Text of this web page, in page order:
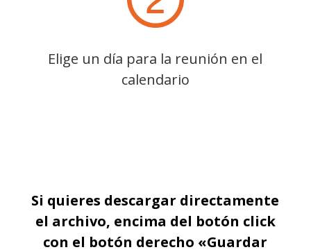
Elige un día para la reunión en el
calendario
Si quieres descargar directamente
el archivo, encima del botón click
con el botón derecho «Guardar